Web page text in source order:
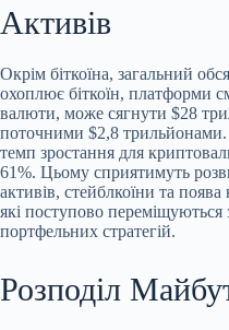
Активів
Окрім біткоїна, загальний
охоплює біткоїн, платформи
валюти, може сягнути $28
поточними $2,8
темп зростання для
61%. Цьому сприятимуть
активів, стейблкоїни та
які поступово
портфельних стратегій.
Розподіл